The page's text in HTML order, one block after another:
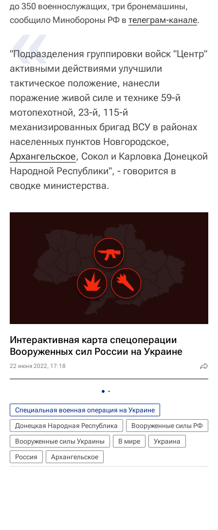
до 350 военнослужащих, три бронемашины,
сообщило Минобороны РФ в телеграм-канале.
«
"Подразделения группировки войск "Центр"
активными действиями улучшили
тактическое положение, нанесли
поражение живой силе и технике 59-й
мотопехотной, 23-й, 115-й
механизированных бригад ВСУ в районах
населенных пунктов Новгородское,
Архангельское, Сокол и Карловка Донецкой
Народной Республики", - говорится в
сводке министерства.
Интерактивная карта спецоперации
Вооруженных сил России на Украине
22 июня 2022, 17:18
Специальная военная операция на Украине
Донецкая Народная Республика
Вооруженные силы РФ
Вооруженные силы Украины
В мире
Украина
Россия
Архангельское